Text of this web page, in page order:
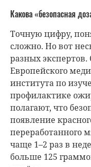
Какова «безопасная
Точную цифру,
сложно. Но вот
разных
Европейского
института по
профилактике
полагают, что
появление
переработанного
чаще 1–2 раз в
больше 125